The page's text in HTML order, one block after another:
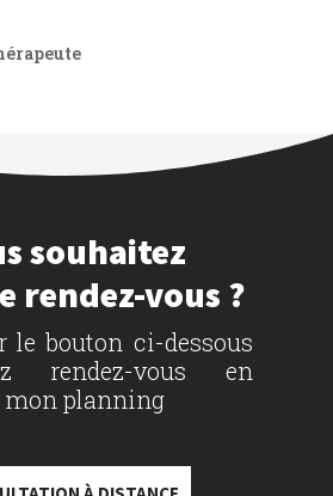
souhaitez
rendez-vous ?
le bouton ci-dessous
rendez-vous en
planning